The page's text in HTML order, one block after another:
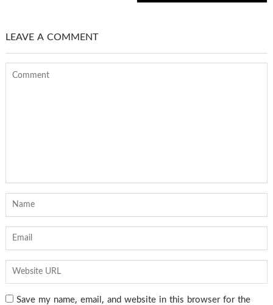
LEAVE A COMMENT
Save my name, email, and website in this browser for the